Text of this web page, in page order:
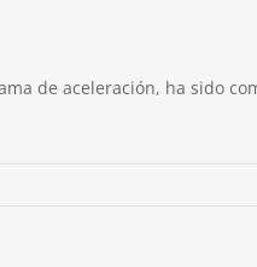
de aceleración, ha sido